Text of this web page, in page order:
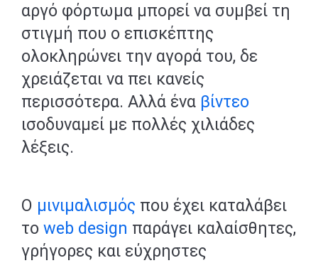
αργό φόρτωμα μπορεί να συμβεί τη
στιγμή που ο επισκέπτης
ολοκληρώνει την αγορά του, δε
χρειάζεται να πει κανείς
περισσότερα. Αλλά ένα βίντεο
ισοδυναμεί με πολλές χιλιάδες
λέξεις.
Ο μινιμαλισμός που έχει καταλάβει
το web design παράγει καλαίσθητες,
γρήγορες και εύχρηστες